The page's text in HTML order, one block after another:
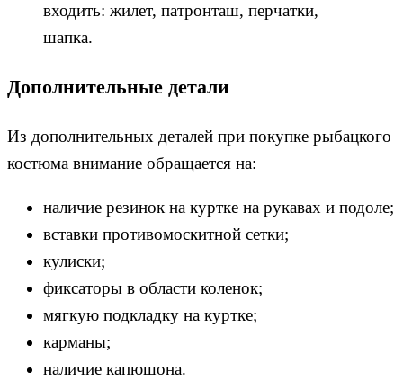
входить: жилет, патронташ, перчатки,
шапка.
Дополнительные детали
Из дополнительных деталей при покупке рыбацкого
костюма внимание обращается на:
наличие резинок на куртке на рукавах и подоле;
вставки противомоскитной сетки;
кулиски;
фиксаторы в области коленок;
мягкую подкладку на куртке;
карманы;
наличие капюшона.